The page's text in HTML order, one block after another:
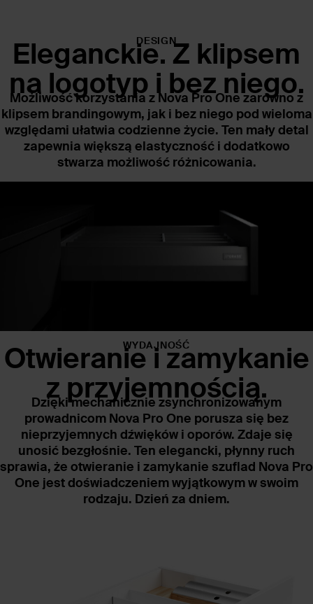
DESIGN
Eleganckie. Z klipsem
na logotyp i bez niego.
Możliwość korzystania z Nova Pro One zarówno z
klipsem brandingowym, jak i bez niego pod wieloma
względami ułatwia codzienne życie. Ten mały detal
zapewnia większą elastyczność i dodatkowo
stwarza możliwość różnicowania.
WYDAJNOŚĆ
Otwieranie i zamykanie
z przyjemnością.
Dzięki mechanicznie zsynchronizowanym
prowadnicom Nova Pro One porusza się bez
nieprzyjemnych dźwięków i oporów. Zdaje się
unosić bezgłośnie. Ten elegancki, płynny ruch
sprawia, że otwieranie i zamykanie szuflad Nova Pro
One jest doświadczeniem wyjątkowym w swoim
rodzaju. Dzień za dniem.